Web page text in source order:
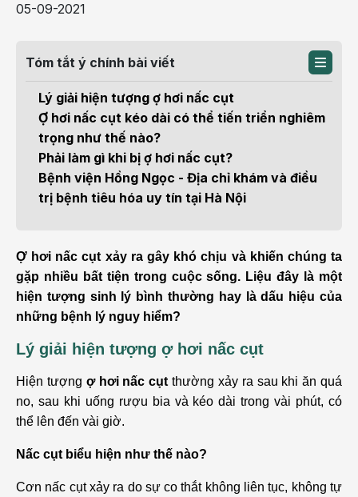
05-09-2021
Tóm tắt ý chính bài viết
Lý giải hiện tượng ợ hơi nấc cụt
Ợ hơi nấc cụt kéo dài có thể tiến triển nghiêm
trọng như thế nào?
Phải làm gì khi bị ợ hơi nấc cụt?
Bệnh viện Hồng Ngọc - Địa chỉ khám và điều
trị bệnh tiêu hóa uy tín tại Hà Nội
Ợ hơi nấc cụt xảy ra gây khó chịu và khiến chúng ta
gặp nhiều bất tiện trong cuộc sống. Liệu đây là một
hiện tượng sinh lý bình thường hay là dấu hiệu của
những bệnh lý nguy hiểm?
Lý giải hiện tượng ợ hơi nấc cụt
Hiện tượng ợ hơi nấc cụt thường xảy ra sau khi ăn quá
no, sau khi uống rượu bia và kéo dài trong vài phút, có
thể lên đến vài giờ.
Nấc cụt biểu hiện như thế nào?
Cơn nấc cụt xảy ra do sự co thắt không liên tục, không tự